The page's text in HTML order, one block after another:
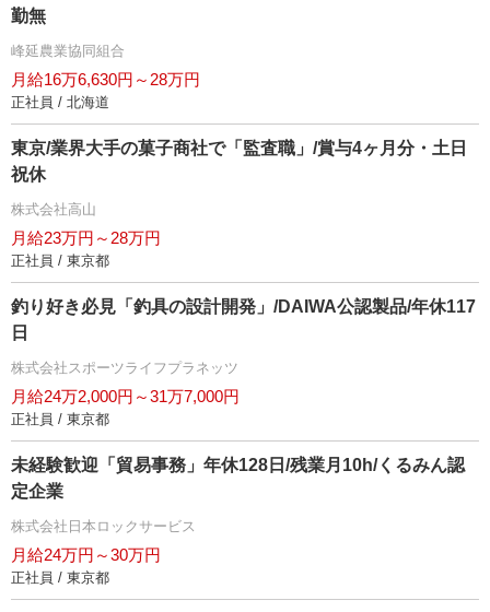
勤無
峰延農業協同組合
月給16万6,630円～28万円
正社員 / 北海道
東京/業界大手の菓子商社で「監査職」/賞与4ヶ月分・土日
祝休
株式会社高山
月給23万円～28万円
正社員 / 東京都
釣り好き必見「釣具の設計開発」/DAIWA公認製品/年休117
日
株式会社スポーツライフプラネッツ
月給24万2,000円～31万7,000円
正社員 / 東京都
未経験歓迎「貿易事務」年休128日/残業月10h/くるみん認
定企業
株式会社日本ロックサービス
月給24万円～30万円
正社員 / 東京都